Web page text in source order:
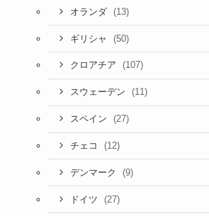
オランダ (13)
ギリシャ (50)
クロアチア (107)
スウェーデン (11)
スペイン (27)
チェコ (12)
デンマーク (9)
ドイツ (27)